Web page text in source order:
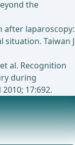
the
after laparoscopy:
Taiwan J
al. Recognition
during
17:692.
intervenciones